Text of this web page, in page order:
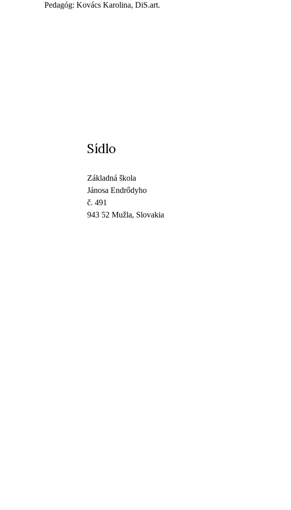
Pedagóg: Kovács Karolina, DiS.art.
Sídlo
Základná škola
Jánosa Endrődyho
č. 491
943 52 Mužla, Slovakia